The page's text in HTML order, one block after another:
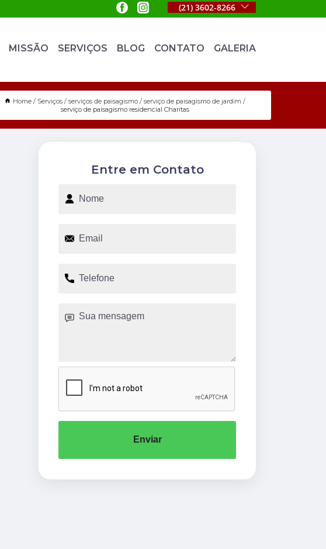
(21) 3602-8266
MISSÃO SERVIÇOS BLOG CONTATO GALERIA
Home Serviços serviços de paisagismo
serviço de paisagismo de jardim
serviço de paisagismo residencial Charitas
Entre em Contato
Enviar